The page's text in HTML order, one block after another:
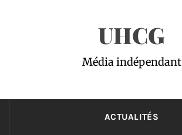
UHCG
Média indépendant
ACTUALITÉS